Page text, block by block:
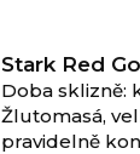
Stark Red
Doba sklizně:
Žlutomasá,
pravidelně